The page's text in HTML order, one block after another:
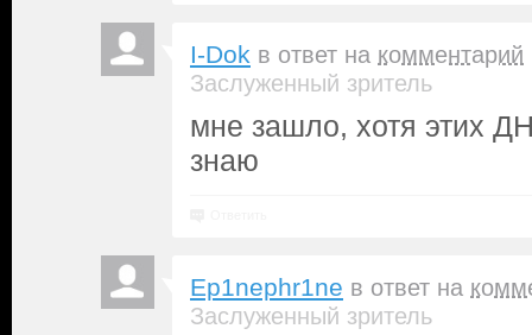
I-Dok в ответ на комментарий
Заслуженный зритель
мне зашло, хотя этих
знаю
Ep1nephr1ne в ответ на
Заслуженный зритель